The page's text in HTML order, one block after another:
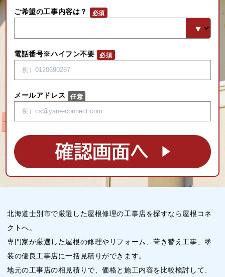
ご希望の工事内容は？
電話番号※ハイフン不要
メールアドレス
北海道士別市で厳選した屋根修理の工事店を探すなら屋根コネ
クトへ。
専門家が厳選した屋根の修理やリフォーム、葺き替え工事、塗
装の優良工事店に一括見積りができます。
地元の工事店の相見積りで、価格と施工内容を比較検討して、